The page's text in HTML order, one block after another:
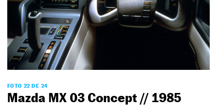
FOTO 22 DE 24
Mazda MX 03 Concept // 1985